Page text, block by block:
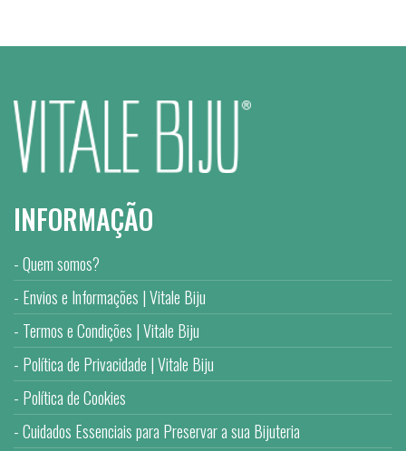
INFORMAÇÃO
Quem somos?
Envios e Informações | Vitale Biju
Termos e Condições | Vitale Biju
Política de Privacidade | Vitale Biju
Política de Cookies
Cuidados Essenciais para Preservar a sua Bijuteria